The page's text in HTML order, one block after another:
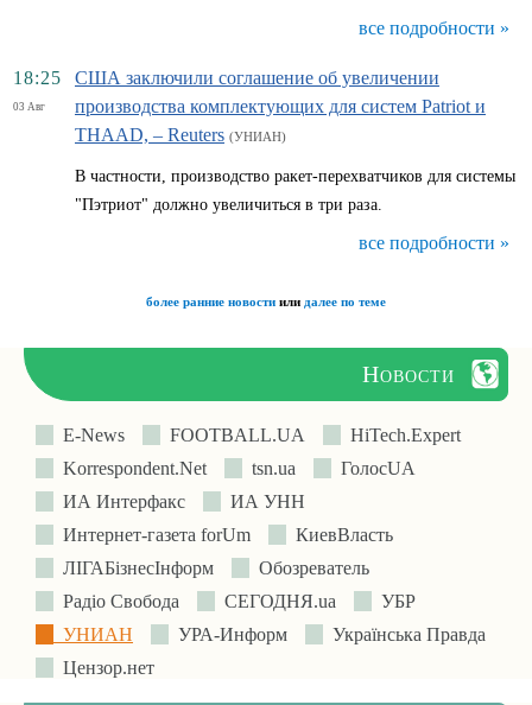
все подробности »
18:25
03 Авг
США заключили соглашение об увеличении
производства комплектующих для систем Patriot и
THAAD, – Reuters (УНИАН)
В частности, производство ракет-перехватчиков для системы
"Пэтриот" должно увеличиться в три раза.
все подробности »
более ранние новости или далее по теме
Новости
E-News FOOTBALL.UA
HiTech.Expert
Korrespondent.Net
tsn.ua
ГолосUA
ИА Интерфакс
ИА УНН
Интернет-газета forUm
КиевВласть
ЛIГАБiзнесIнформ
Обозреватель
Радіо Свобода
СЕГОДНЯ.ua
УБР
УНИАН
УРА-Информ
Українська Правда
Цензор.нет